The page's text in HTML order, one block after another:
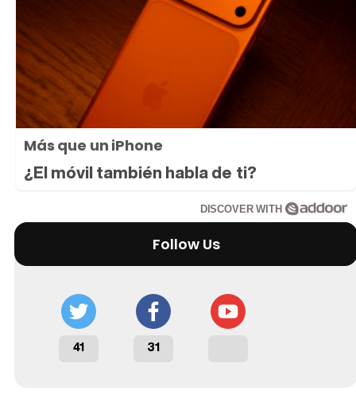
Más que un iPhone
¿El móvil también habla de ti?
DISCOVER WITH
Follow Us
41 31